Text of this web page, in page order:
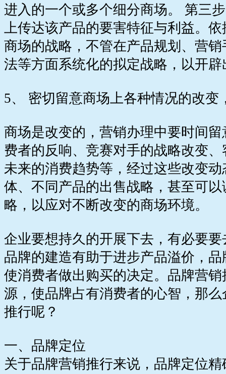
进入的一个或多个细分商场。 第三
上传达该产品的要害特征与利益。
商场的战略，不管在产品规划、营
法等方面系统化的拟定战略，以开
5、 密切留意商场上各种情况的改变
商场是改变的，营销办理中要时间
费者的反响、竞赛对手的战略改变
未来的消费趋势等，经过这些改变
体、不同产品的出售战略，甚至可
略，以应对不断改变的商场环境。
企业要想持久的开展下去，有必要
品牌的建造有助于进步产品溢价，
使消费者做出购买的决定。品牌营
源，使品牌占有消费者的心智，那
推行呢？
一、品牌定位
关于品牌营销推行来说，品牌定位